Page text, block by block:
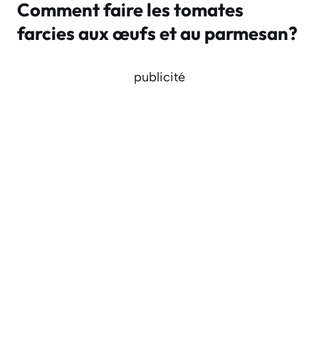
Comment faire les tomates
farcies aux œufs et au parmesan?
publicité